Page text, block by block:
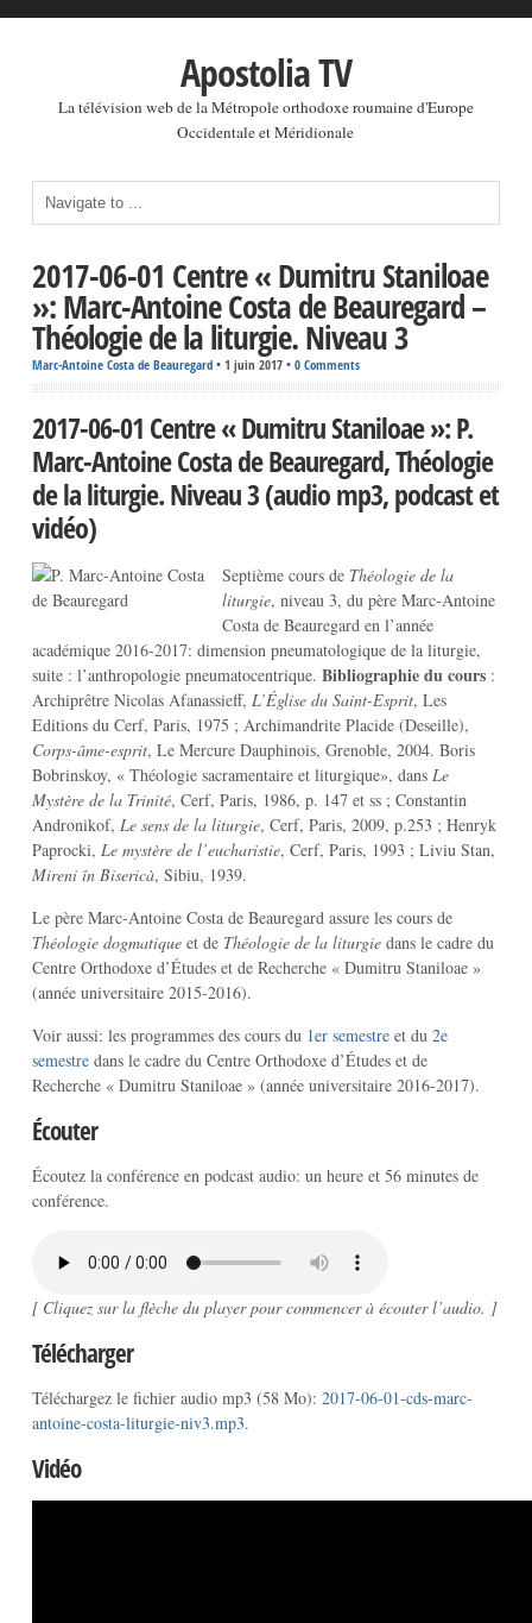
Apostolia TV
La télévision web de la Métropole orthodoxe roumaine d'Europe
Occidentale et Méridionale
2017-06-01 Centre « Dumitru Staniloae
»: Marc-Antoine Costa de Beauregard –
Théologie de la liturgie. Niveau 3
Marc-Antoine Costa de Beauregard• 1 juin 2017 • 0 Comments
2017-06-01 Centre « Dumitru Staniloae »: P.
Marc-Antoine Costa de Beauregard, Théologie
de la liturgie. Niveau 3 (audio mp3, podcast et
vidéo)
Septième cours de Théologie de la
liturgie, niveau 3, du père Marc-Antoine
Costa de Beauregard en l’année
académique 2016-2017: dimension pneumatologique de la liturgie,
suite : l’anthropologie pneumatocentrique. Bibliographie du cours:
Archiprêtre Nicolas Afanassieff, L’Église du Saint-Esprit, Les
Editions du Cerf, Paris, 1975 ; Archimandrite Placide (Deseille),
Corps-âme-esprit, Le Mercure Dauphinois, Grenoble, 2004. Boris
Bobrinskoy, « Théologie sacramentaire et liturgique», dans Le
Mystère de la Trinité, Cerf, Paris, 1986, p. 147 et ss ; Constantin
Andronikof, Le sens de la liturgie, Cerf, Paris, 2009, p.253 ; Henryk
Paprocki, Le mystère de l’eucharistie, Cerf, Paris, 1993 ; Liviu Stan,
Mireni în Bisericà, Sibiu, 1939.
Le père Marc-Antoine Costa de Beauregard assure les cours de
Théologie dogmatiqueet de Théologie de la liturgiedans le cadre du
Centre Orthodoxe d’Études et de Recherche « Dumitru Staniloae »
(année universitaire 2015-2016).
Voir aussi: les programmes des cours du 1er semestreet du 2e
semestredans le cadre du Centre Orthodoxe d’Études et de
Recherche « Dumitru Staniloae » (année universitaire 2016-2017).
Écouter
Écoutez la conférence en podcast audio: un heure et 56 minutes de
conférence.
[ Cliquez sur la flèche du player pour commencer à écouter l’audio. ]
Télécharger
Téléchargez le fichier audio mp3 (58 Mo): 2017-06-01-cds-marc-
antoine-costa-liturgie-niv3.mp3.
Vidéo